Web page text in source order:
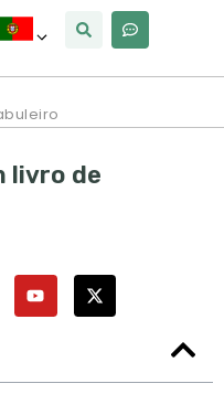
livro de